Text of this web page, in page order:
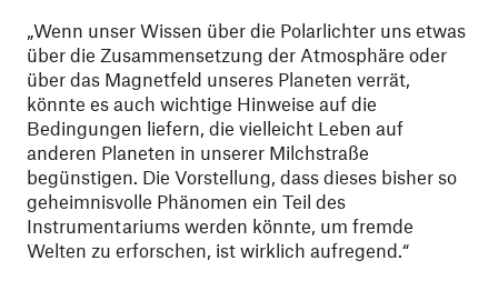
„Wenn unser Wissen über die Polarlichter uns etwas
über die Zusammensetzung der Atmosphäre oder
über das Magnetfeld unseres Planeten verrät,
könnte es auch wichtige Hinweise auf die
Bedingungen liefern, die vielleicht Leben auf
anderen Planeten in unserer Milchstraße
begünstigen. Die Vorstellung, dass dieses bisher so
geheimnisvolle Phänomen ein Teil des
Instrumentariums werden könnte, um fremde
Welten zu erforschen, ist wirklich aufregend.“